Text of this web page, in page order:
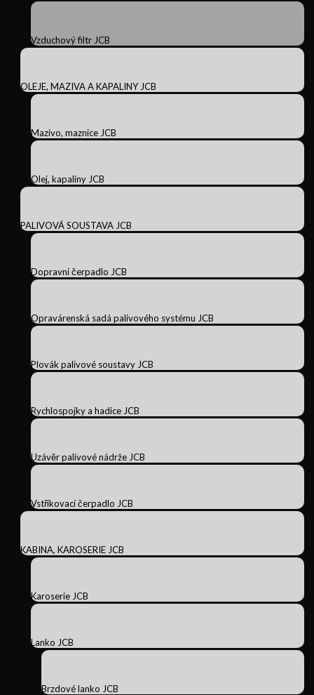
Vzduchový filtr JCB
OLEJE, MAZIVA A KAPALINY JCB
Mazivo, maznice JCB
Olej, kapaliny JCB
PALIVOVÁ SOUSTAVA JCB
Dopravní čerpadlo JCB
Opravárenská sadá palivového systému JCB
Plovák palivové soustavy JCB
Rychlospojky a hadice JCB
Uzávěr palivové nádrže JCB
Vstřikovací čerpadlo JCB
KABINA, KAROSERIE JCB
Karoserie JCB
Lanko JCB
Brzdové lanko JCB